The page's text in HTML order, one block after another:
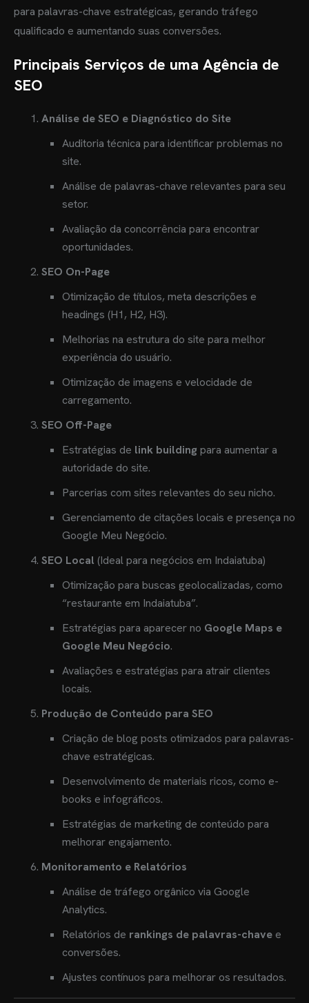
para palavras-chave estratégicas, gerando tráfego
qualificado e aumentando suas conversões.
Principais Serviços de uma Agência de
SEO
Análise de SEO e Diagnóstico do Site
Auditoria técnica para identificar problemas no
site.
Análise de palavras-chave relevantes para seu
setor.
Avaliação da concorrência para encontrar
oportunidades.
SEO On-Page
Otimização de títulos, meta descrições e
headings (H1, H2, H3).
Melhorias na estrutura do site para melhor
experiência do usuário.
Otimização de imagens e velocidade de
carregamento.
SEO Off-Page
Estratégias de link building para aumentar a
autoridade do site.
Parcerias com sites relevantes do seu nicho.
Gerenciamento de citações locais e presença no
Google Meu Negócio.
SEO Local (Ideal para negócios em Indaiatuba)
Otimização para buscas geolocalizadas, como
“restaurante em Indaiatuba”.
Estratégias para aparecer no Google Maps e
Google Meu Negócio.
Avaliações e estratégias para atrair clientes
locais.
Produção de Conteúdo para SEO
Criação de blog posts otimizados para palavras-
chave estratégicas.
Desenvolvimento de materiais ricos, como e-
books e infográficos.
Estratégias de marketing de conteúdo para
melhorar engajamento.
Monitoramento e Relatórios
Análise de tráfego orgânico via Google
Analytics.
Relatórios de rankings de palavras-chave e
conversões.
Ajustes contínuos para melhorar os resultados.